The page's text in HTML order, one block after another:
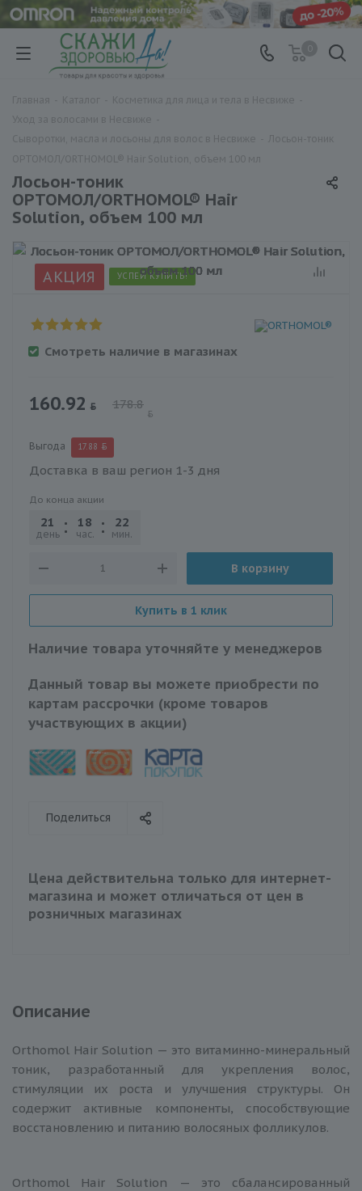
Лосьон-тоник
ОРТОМОЛ/ORTHOMOL® Hair
Solution, объем 100 мл
АКЦИЯ УСПЕЙ КУПИТЬ!
Смотреть наличие в магазинах
160.92 178.8
Выгода 17.88
Доставка в ваш регион 1-3 дня
До конца акции
21
день
18
час.
22
мин.
В корзину
Купить в 1 клик
Наличие товара уточняйте у менеджеров
Данный товар вы можете приобрести по
картам рассрочки (кроме товаров
участвующих в акции)
Поделиться
Цена действительна только для интернет-
магазина и может отличаться от цен в
розничных магазинах
Описание
Orthomol Hair Solution — это витаминно-минеральный
тоник, разработанный для укрепления волос,
стимуляции их роста и улучшения структуры. Он
содержит активные компоненты, способствующие
восстановлению и питанию волосяных фолликулов.
Orthomol Hair Solution — это сбалансированный